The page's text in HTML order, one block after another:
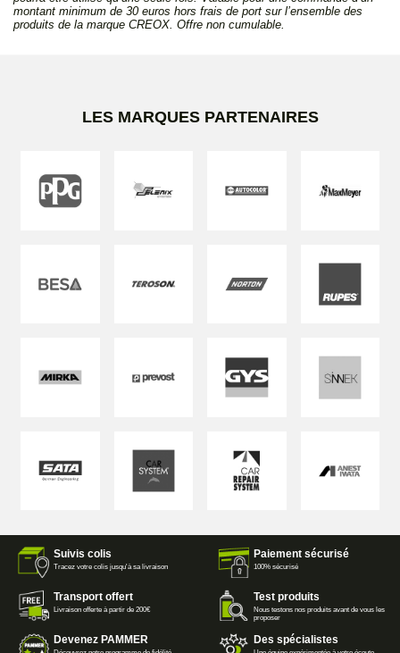
montant minimum de 30 euros hors frais de port sur l’ensemble des
produits de la marque CREOX. Offre non cumulable.
LES MARQUES PARTENAIRES
Suivis colis
Tracez votre colis jusqu'à sa livraison
Paiement sécurisé
100% sécurisé
Transport offert
Livraison offerte à partir de 200€
Test produits
Nous testons nos produits avant de vous les
proposer
Devenez PAMMER Des spécialistes